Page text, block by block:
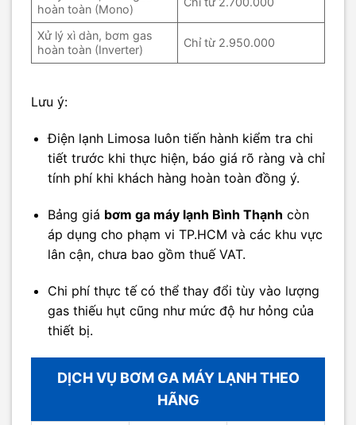
hoàn toàn (Mono)
Xử lý xì dàn, bơm gas
hoàn toàn (Inverter)
Chỉ từ 2.950.000
Lưu ý:
Điện lạnh Limosa luôn tiến hành kiểm tra chi
tiết trước khi thực hiện, báo giá rõ ràng và chỉ
tính phí khi khách hàng hoàn toàn đồng ý.
Bảng giá bơm ga máy lạnh Bình Thạnh còn
áp dụng cho phạm vi TP.HCM và các khu vực
lân cận, chưa bao gồm thuế VAT.
Chi phí thực tế có thể thay đổi tùy vào lượng
gas thiếu hụt cũng như mức độ hư hỏng của
thiết bị.
DỊCH VỤ BƠM GA MÁY LẠNH THEO
HÃNG